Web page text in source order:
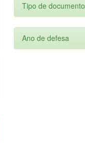
Tipo de documento
Ano de defesa